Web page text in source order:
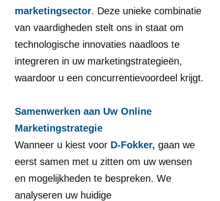
marketingsector. Deze unieke combinatie
van vaardigheden stelt ons in staat om
technologische innovaties naadloos te
integreren in uw marketingstrategieën,
waardoor u een concurrentievoordeel krijgt.
Samenwerken aan Uw Online
Marketingstrategie
Wanneer u kiest voor D-Fokker, gaan we
eerst samen met u zitten om uw wensen
en mogelijkheden te bespreken. We
analyseren uw huidige